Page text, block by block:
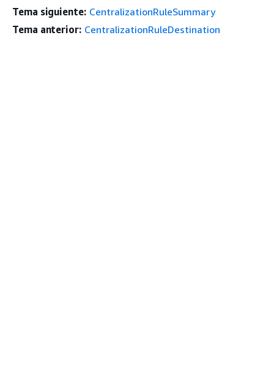
Tema siguiente: CentralizationRuleSummary
Tema anterior: CentralizationRuleDestination